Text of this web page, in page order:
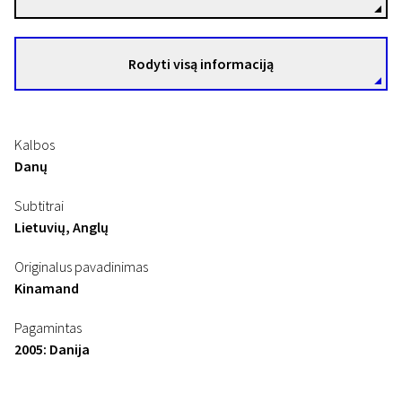
Rodyti visą informaciją
Kalbos
Danų
Subtitrai
Lietuvių, Anglų
Originalus pavadinimas
Kinamand
Pagamintas
2005: Danija